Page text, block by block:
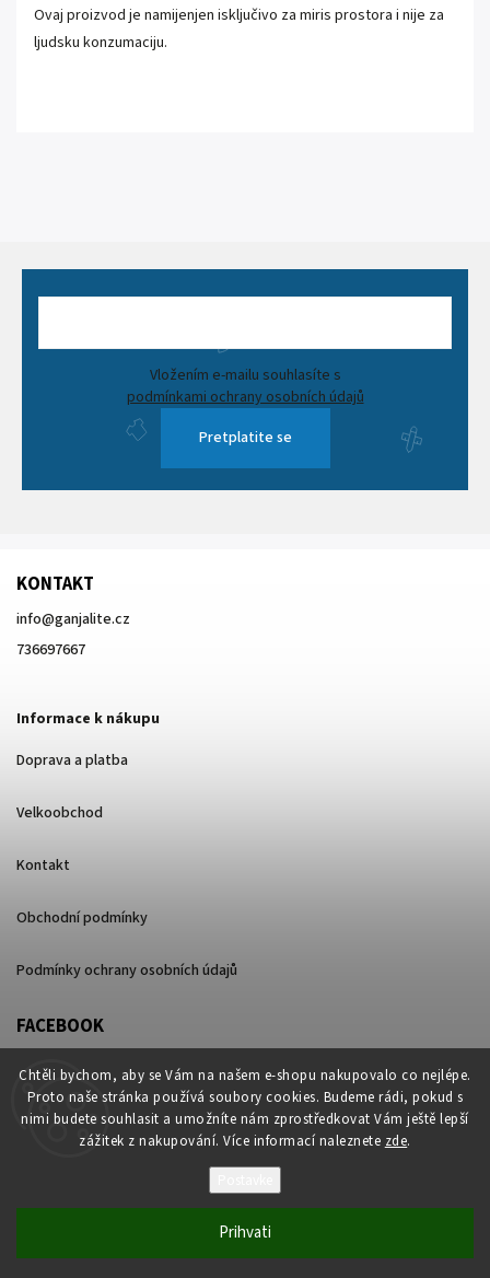
Chtěli bychom, aby se Vám na našem e-shopu nakupovalo co nejlépe.
Proto naše stránka používá soubory cookies. Budeme rádi, pokud s
nimi budete souhlasit a umožníte nám zprostředkovat Vám ještě lepší
zážitek z nakupování. Více informací naleznete zde.
Prihvati
Ovaj proizvod je namijenjen isključivo za miris prostora i nije za
ljudsku konzumaciju.
podmínkami ochrany osobních údajů
Pretplatite se
KONTAKT
info@ganjalite.cz
736697667
Informace k nákupu
Doprava a platba
Velkoobchod
Kontakt
Obchodní podmínky
Podmínky ochrany osobních údajů
FACEBOOK
ganjalite.cz